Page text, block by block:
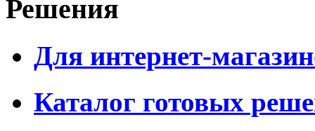
Решения
Для интернет-
Каталог готовых